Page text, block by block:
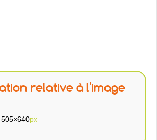
relative à l'image
505×640px